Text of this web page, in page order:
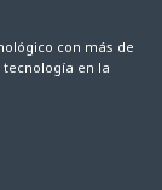
con más de
en la